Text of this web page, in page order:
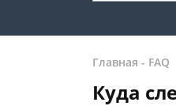
Главная - FAQ
Куда